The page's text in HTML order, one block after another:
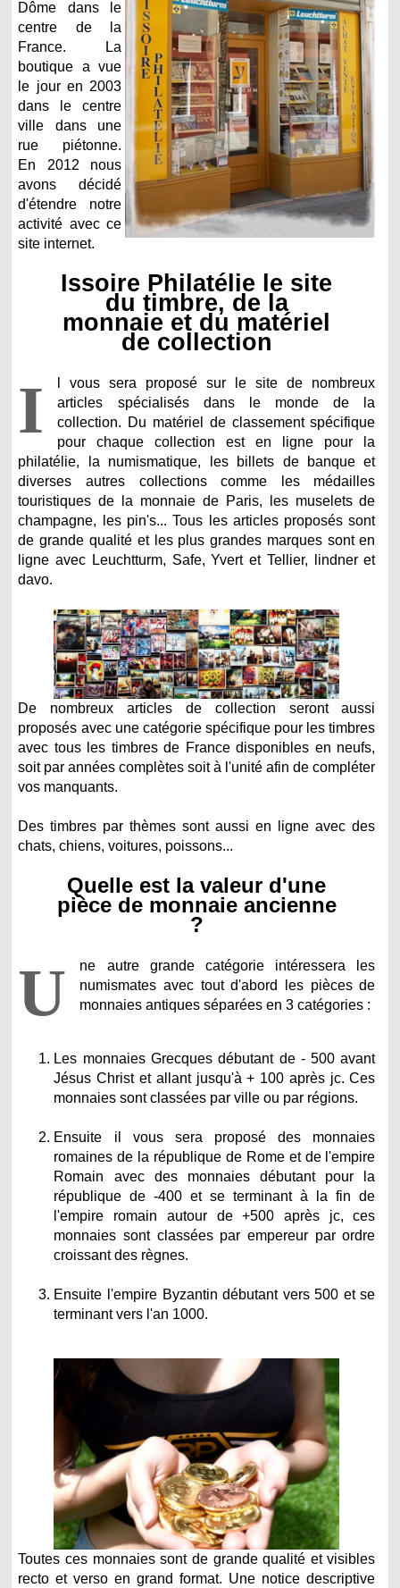
Dôme dans le
centre de la
France. La
boutique a vue
le jour en 2003
dans le centre
ville dans une
rue piétonne.
En 2012 nous
avons décidé
d'étendre notre
activité avec ce
site internet.
Issoire Philatélie le site
du timbre, de la
monnaie et du matériel
de collection
I
l vous sera proposé sur le site de nombreux
articles spécialisés dans le monde de la
collection. Du matériel de classement spécifique
pour chaque collection est en ligne pour la
philatélie, la numismatique, les billets de banque et
diverses autres collections comme les médailles
touristiques de la monnaie de Paris, les muselets de
champagne, les pin's... Tous les articles proposés sont
de grande qualité et les plus grandes marques sont en
ligne avec Leuchtturm, Safe, Yvert et Tellier, lindner et
davo.
De nombreux articles de collection seront aussi
proposés avec une catégorie spécifique pour les timbres
avec tous les timbres de France disponibles en neufs,
soit par années complètes soit à l'unité afin de compléter
vos manquants.
Des timbres par thèmes sont aussi en ligne avec des
chats, chiens, voitures, poissons...
Quelle est la valeur d'une
pièce de monnaie ancienne
?
U
ne autre grande catégorie intéressera les
numismates avec tout d'abord les pièces de
monnaies antiques séparées en 3 catégories :
Les monnaies Grecques débutant de - 500 avant
Jésus Christ et allant jusqu'à + 100 après jc. Ces
monnaies sont classées par ville ou par régions.
Ensuite il vous sera proposé des monnaies
romaines de la république de Rome et de l'empire
Romain avec des monnaies débutant pour la
république de -400 et se terminant à la fin de
l'empire romain autour de +500 après jc, ces
monnaies sont classées par empereur par ordre
croissant des règnes.
Ensuite l'empire Byzantin débutant vers 500 et se
terminant vers l'an 1000.
Toutes ces monnaies sont de grande qualité et visibles
recto et verso en grand format. Une notice descriptive